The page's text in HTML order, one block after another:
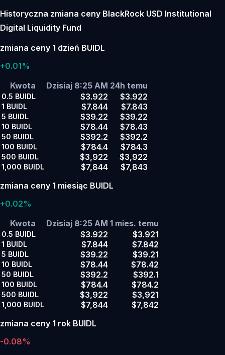
Historyczna zmiana ceny BlackRock USD Institutional
Digital Liquidity Fund
zmiana ceny 1 dzień BUIDL
+0.01%
Kwota
Dzisiaj 8:25 AM 24h temu
0.5 BUIDL $3.922 $3.922
1 BUIDL $7.844 $7.843
5 BUIDL $39.22 $39.22
10 BUIDL $78.44 $78.43
50 BUIDL $392.2 $392.2
100 BUIDL $784.4 $784.3
500 BUIDL $3,922 $3,922
1,000 BUIDL $7,844
$7,843
zmiana ceny 1 miesiąc BUIDL
+0.02%
Kwota
Dzisiaj 8:25 AM 1 mies. temu
0.5 BUIDL $3.922 $3.921
1 BUIDL $7.844 $7.842
5 BUIDL $39.22 $39.21
10 BUIDL $78.44 $78.42
50 BUIDL $392.2 $392.1
100 BUIDL $784.4 $784.2
500 BUIDL $3,922 $3,921
1,000 BUIDL $7,844
$7,842
zmiana ceny 1 rok BUIDL
-0.08%